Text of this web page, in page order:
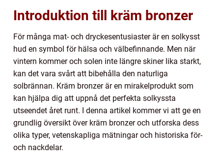
Introduktion till kräm bronzer
För många mat- och dryckesentusiaster är en solkysst
hud en symbol för hälsa och välbefinnande. Men när
vintern kommer och solen inte längre skiner lika starkt,
kan det vara svårt att bibehålla den naturliga
solbrännan. Kräm bronzer är en mirakelprodukt som
kan hjälpa dig att uppnå det perfekta solkyssta
utseendet året runt. I denna artikel kommer vi att ge en
grundlig översikt över kräm bronzer och utforska dess
olika typer, vetenskapliga mätningar och historiska för-
och nackdelar.